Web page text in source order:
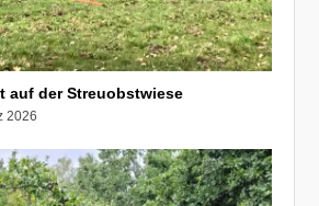
auf der Streuobstwiese
2026